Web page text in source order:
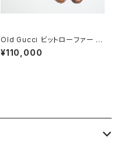
Old Gucci ビットローファー 41
E Brown Deadstock
¥110,000